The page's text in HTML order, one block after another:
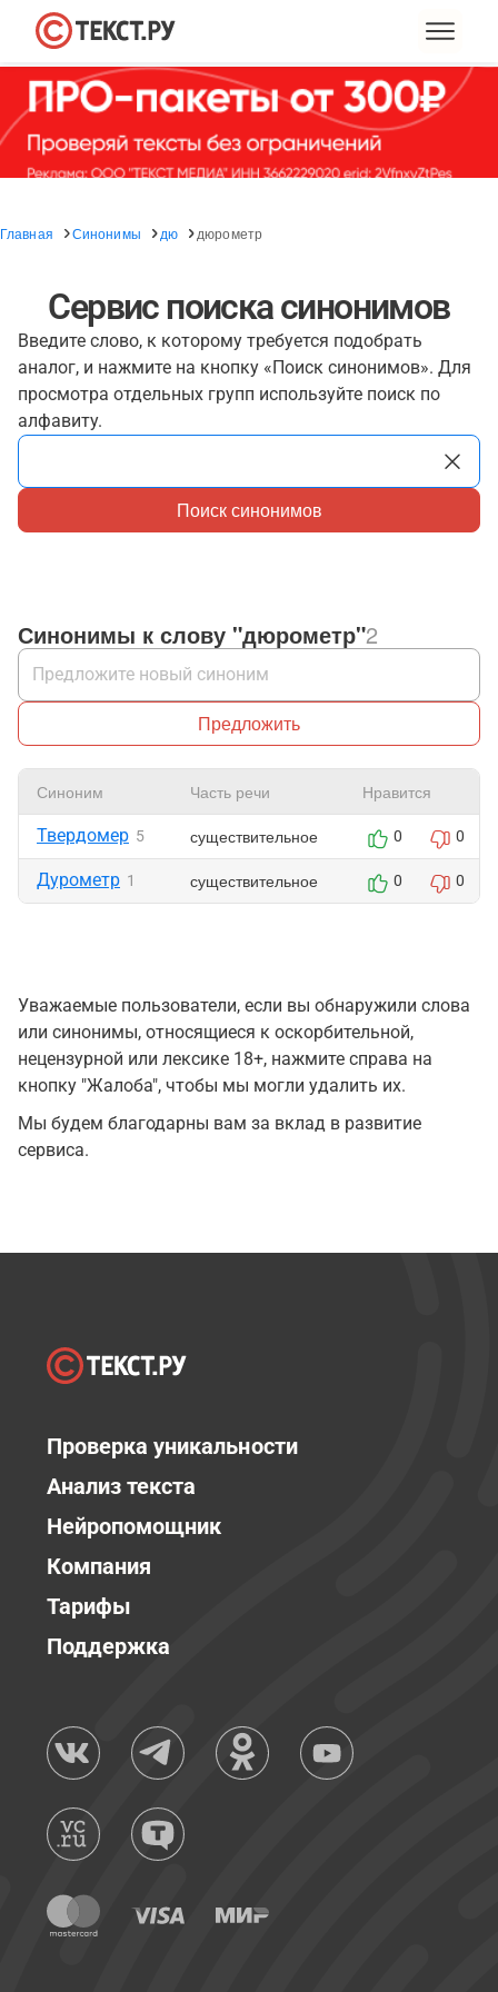
Главная Синонимы дю дюрометр
Сервис поиска синонимов
Введите слово, к которому требуется подобрать
аналог, и нажмите на кнопку «Поиск синонимов». Для
просмотра отдельных групп используйте поиск по
алфавиту.
Поиск синонимов
Синонимы к слову "дюрометр"2
Предложить
Синоним Часть речи Нравится
Твердомер 5 существительное 0 0
Дурометр 1 существительное 0 0
Уважаемые пользователи, если вы обнаружили слова
или синонимы, относящиеся к оскорбительной,
нецензурной или лексике 18+, нажмите справа на
кнопку "Жалоба", чтобы мы могли удалить их.
Мы будем благодарны вам за вклад в развитие
сервиса.
Проверка уникальности
Анализ текста
Нейропомощник
Компания
Тарифы
Поддержка